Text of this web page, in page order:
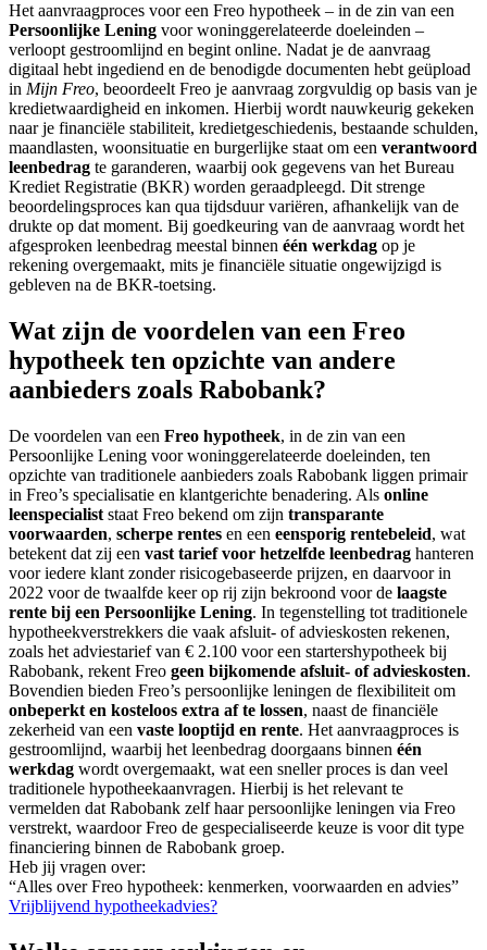
Het aanvraagproces voor een Freo hypotheek – in de zin van een
Persoonlijke Lening voor woninggerelateerde doeleinden –
verloopt gestroomlijnd en begint online. Nadat je de aanvraag
digitaal hebt ingediend en de benodigde documenten hebt geüpload
in Mijn Freo, beoordeelt Freo je aanvraag zorgvuldig op basis van je
kredietwaardigheid en inkomen. Hierbij wordt nauwkeurig gekeken
naar je financiële stabiliteit, kredietgeschiedenis, bestaande schulden,
maandlasten, woonsituatie en burgerlijke staat om een verantwoord
leenbedrag te garanderen, waarbij ook gegevens van het Bureau
Krediet Registratie (BKR) worden geraadpleegd. Dit strenge
beoordelingsproces kan qua tijdsduur variëren, afhankelijk van de
drukte op dat moment. Bij goedkeuring van de aanvraag wordt het
afgesproken leenbedrag meestal binnen één werkdag op je
rekening overgemaakt, mits je financiële situatie ongewijzigd is
gebleven na de BKR-toetsing.
Wat zijn de voordelen van een Freo
hypotheek ten opzichte van andere
aanbieders zoals Rabobank?
De voordelen van een Freo hypotheek, in de zin van een
Persoonlijke Lening voor woninggerelateerde doeleinden, ten
opzichte van traditionele aanbieders zoals Rabobank liggen primair
in Freo’s specialisatie en klantgerichte benadering. Als online
leenspecialist staat Freo bekend om zijn transparante
voorwaarden, scherpe rentes en een eensporig rentebeleid, wat
betekent dat zij een vast tarief voor hetzelfde leenbedrag hanteren
voor iedere klant zonder risicogebaseerde prijzen, en daarvoor in
2022 voor de twaalfde keer op rij zijn bekroond voor de laagste
rente bij een Persoonlijke Lening. In tegenstelling tot traditionele
hypotheekverstrekkers die vaak afsluit- of advieskosten rekenen,
zoals het adviestarief van € 2.100 voor een startershypotheek bij
Rabobank, rekent Freo geen bijkomende afsluit- of advieskosten.
Bovendien bieden Freo’s persoonlijke leningen de flexibiliteit om
onbeperkt en kosteloos extra af te lossen, naast de financiële
zekerheid van een vaste looptijd en rente. Het aanvraagproces is
gestroomlijnd, waarbij het leenbedrag doorgaans binnen één
werkdag wordt overgemaakt, wat een sneller proces is dan veel
traditionele hypotheekaanvragen. Hierbij is het relevant te
vermelden dat Rabobank zelf haar persoonlijke leningen via Freo
verstrekt, waardoor Freo de gespecialiseerde keuze is voor dit type
financiering binnen de Rabobank groep.
Heb jij vragen over:
“Alles over Freo hypotheek: kenmerken, voorwaarden en advies”
Vrijblijvend hypotheekadvies?